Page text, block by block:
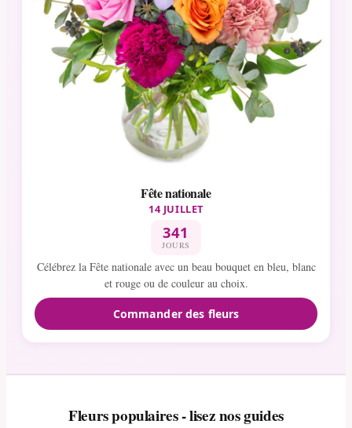
Fête nationale
14 JUILLET
341
JOURS
Célébrez la Fête nationale avec un beau bouquet en bleu, blanc
et rouge ou de couleur au choix.
Commander des fleurs
Fleurs populaires - lisez nos guides